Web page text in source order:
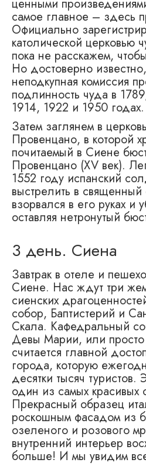
ценными
самое главное – здесь
Официально
католической церковью
пока не расскажем,
Но достоверно
неподкупная комиссия
подлинность чуда в
1914, 1922 и 1950 годах.
Затем заглянем в
Провенцано, в которой
почитаемый в Сиене
Провенцано (XV век).
1552 году испанский
выстрелить в
взорвался в его руках и
оставляя нетронутый
3 день. Сиена
Завтрак в отеле и
Сиене. Нас ждут три
сиенских
собор, Баптистерий и
Скала. Кафедральный
Девы Марии, или
считается главной
города, которую
десятки тысяч туристов.
один из самых красивых
Прекрасный образец
роскошным фасадом из
озеленого и розового
внутренний интерьер
больше! И мы увидим